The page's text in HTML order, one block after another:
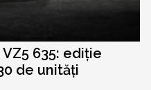
635: ediție
de unități